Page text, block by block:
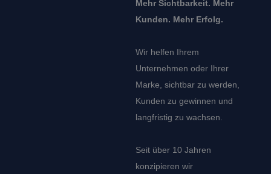
Mehr Sichtbarkeit. Mehr
Kunden. Mehr Erfolg.
Wir helfen Ihrem
Unternehmen oder Ihrer
Marke, sichtbar zu werden,
Kunden zu gewinnen und
langfristig zu wachsen.
Seit über 10 Jahren
konzipieren wir